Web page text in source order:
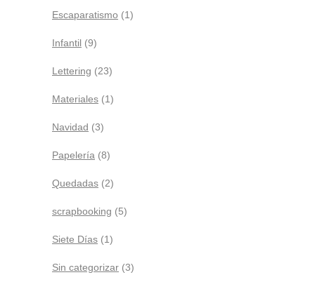
Escaparatismo (1)
Infantil (9)
Lettering (23)
Materiales (1)
Navidad (3)
Papelería (8)
Quedadas (2)
scrapbooking (5)
Siete Días (1)
Sin categorizar (3)